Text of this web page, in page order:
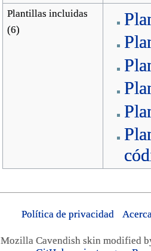
Plantillas incluidas
(6)
Política de privacidad
Mozilla Cavendish skin modified